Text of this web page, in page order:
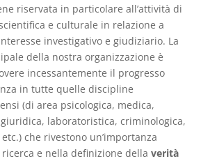
riservata in particolare all’attività di
e culturale in relazione a
investigativo e giudiziario. La
della nostra organizzazione è
incessantemente il progresso
in tutte quelle discipline
(di area psicologica, medica,
laboratoristica, criminologica,
che rivestono un’importanza
e nella definizione della verità